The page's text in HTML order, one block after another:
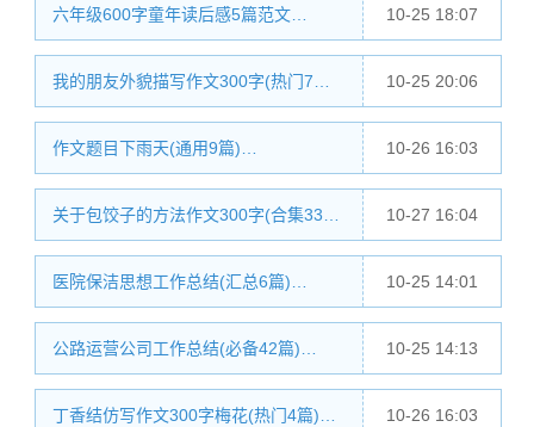
六年级600字童年读后感5篇范文… 10-25 18:07
我的朋友外貌描写作文300字(热门7… 10-25 20:06
作文题目下雨天(通用9篇)… 10-26 16:03
关于包饺子的方法作文300字(合集33… 10-27 16:04
医院保洁思想工作总结(汇总6篇)… 10-25 14:01
公路运营公司工作总结(必备42篇)… 10-25 14:13
丁香结仿写作文300字梅花(热门4篇)… 10-26 16:03